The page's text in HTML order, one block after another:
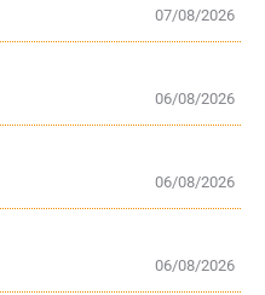
07/08/2026
06/08/2026
06/08/2026
06/08/2026